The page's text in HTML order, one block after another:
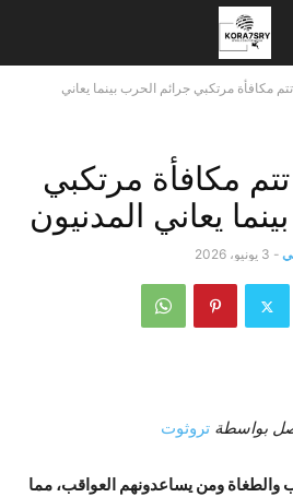
مكافأة مرتكبي جرائم الحرب بينما يعاني
مكافأة مرتكبي
يعاني المدنيون
- 3 يونيو، 2026
بواسطة تروثوت
والطغاة ومن يساعدونهم العواقب، مما